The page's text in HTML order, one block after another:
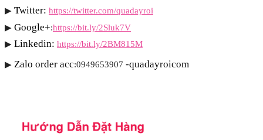
▶ Twitter: https://twitter.com/quadayroi
▶ Google+:https://bit.ly/2Sluk7V
▶ Linkedin: https://bit.ly/2BM815M
▶ Zalo order acc:0949653907 -quadayroicom